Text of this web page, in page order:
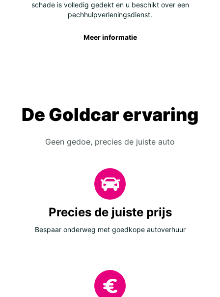
schade is volledig gedekt en u beschikt over een
pechhulpverleningsdienst.
Meer informatie
De Goldcar ervaring
Geen gedoe, precies de juiste auto
Precies de juiste prijs
Bespaar onderweg met goedkope autoverhuur